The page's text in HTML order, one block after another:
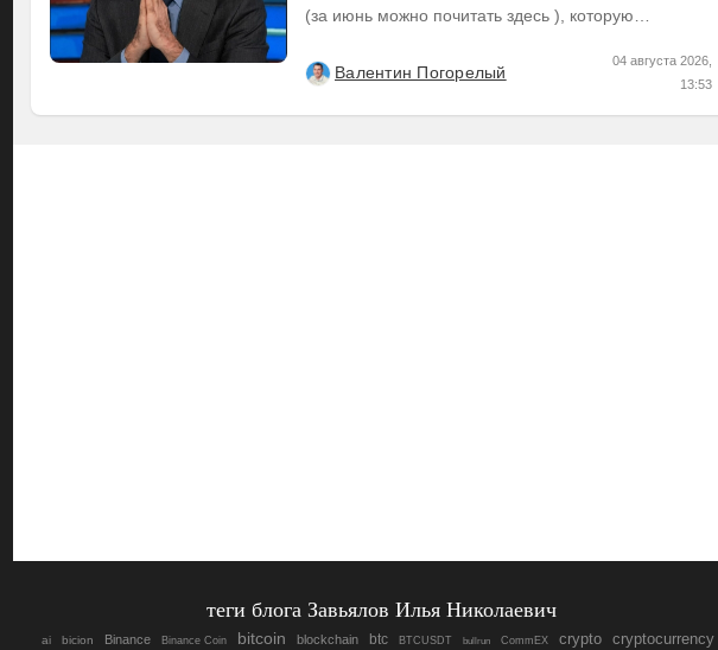
(за июнь можно почитать здесь ), которую
Валентин Погорелый
04 августа 2026,
13:53
теги блога Завьялов Илья Николаевич
ai bicion Binance Binance Coin bitcoin blockchain btc BTCUSDT bullrun CommEX crypto cryptocurrency